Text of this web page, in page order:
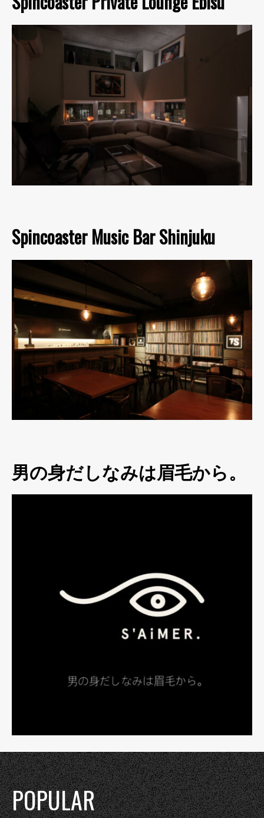
Spincoaster Music Bar Shinjuku
男の身だしなみは眉毛から。
POPULAR